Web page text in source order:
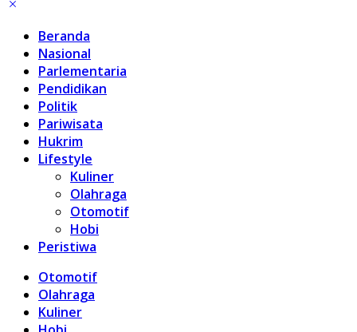
Beranda
Nasional
Parlementaria
Pendidikan
Politik
Pariwisata
Hukrim
Lifestyle
Kuliner
Olahraga
Otomotif
Hobi
Peristiwa
Otomotif
Olahraga
Kuliner